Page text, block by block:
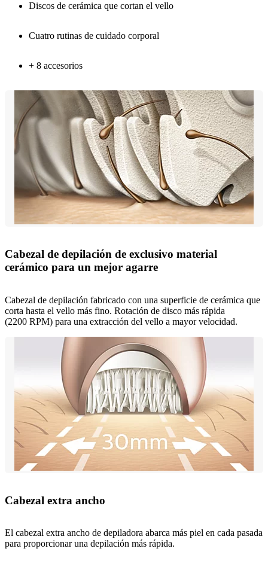
Discos de cerámica que cortan el vello
Cuatro rutinas de cuidado corporal
+ 8 accesorios
Cabezal de depilación de exclusivo material
cerámico para un mejor agarre
Cabezal de depilación fabricado con una superficie de cerámica que
corta hasta el vello más fino. Rotación de disco más rápida
(2200 RPM) para una extracción del vello a mayor velocidad.
Cabezal extra ancho
El cabezal extra ancho de depiladora abarca más piel en cada pasada
para proporcionar una depilación más rápida.